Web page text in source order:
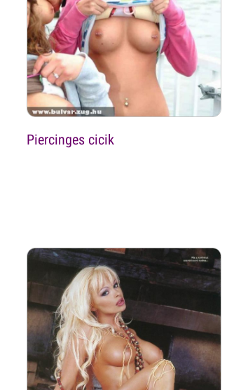
Piercinges cicik